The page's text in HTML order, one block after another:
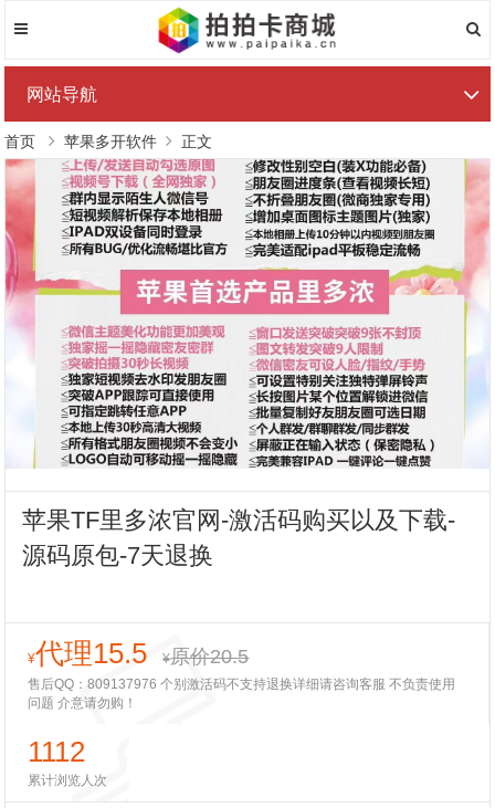
网站导航
首页 苹果多开软件 正文
苹果TF里多浓官网-激活码购买以及下载-
源码原包-7天退换
¥代理15.5 ¥原价20.5
售后QQ：809137976 个别激活码不支持退换详细请咨询客服 不负责使用
问题 介意请勿购！
1112
累计浏览人次